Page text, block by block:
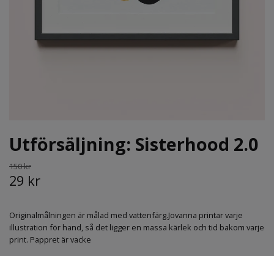
Utförsäljning: Sisterhood 2.0
150 kr
29 kr
Originalmålningen är målad med vattenfärg.Jovanna printar varje
illustration för hand, så det ligger en massa kärlek och tid bakom varje
print. Pappret är vacke